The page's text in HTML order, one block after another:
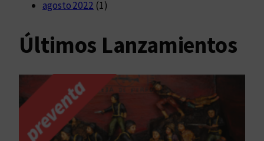
agosto 2022 (1)
Últimos Lanzamientos